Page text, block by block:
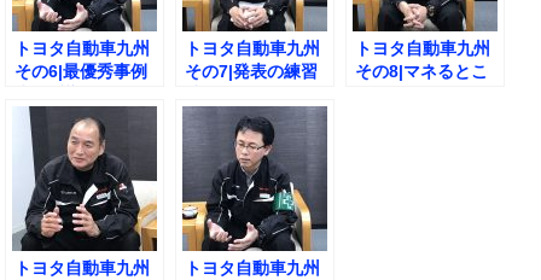
トヨタ自動車九州
その6|最優秀事例
トヨタ自動車九州
その7|発表の練習
トヨタ自動車九州
その8|マネるとこ
トヨタ自動車九州
トヨタ自動車九州